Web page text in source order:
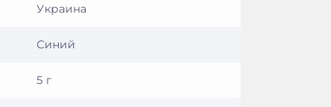
Украина
Синий
5 г